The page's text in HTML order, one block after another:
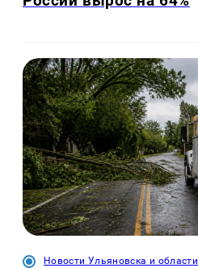
Новости Ульяновска и области